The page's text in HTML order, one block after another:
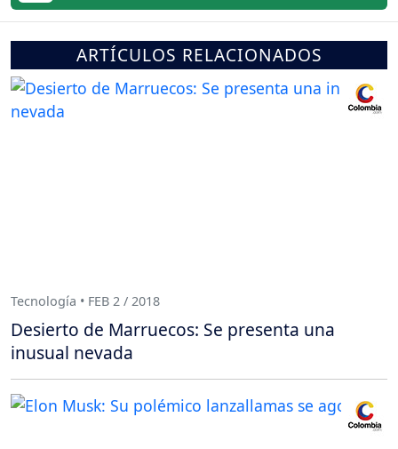
ARTÍCULOS RELACIONADOS
Tecnología • FEB 2 / 2018
Desierto de Marruecos: Se presenta una
inusual nevada